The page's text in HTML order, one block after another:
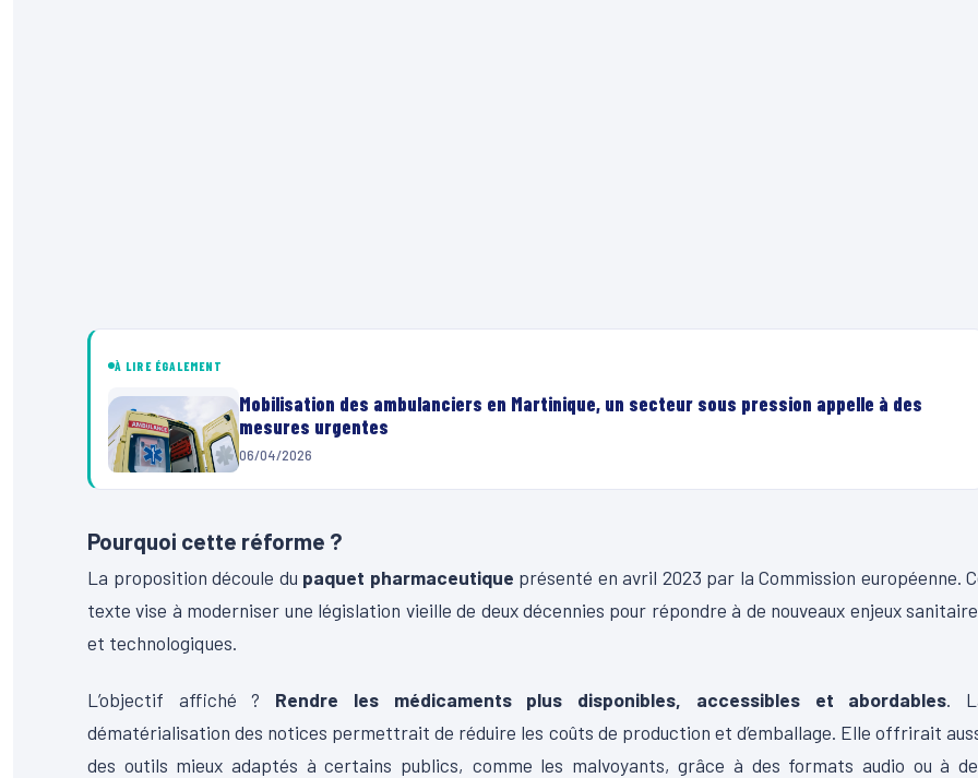
À LIRE ÉGALEMENT
Mobilisation des ambulanciers en Martinique, un secteur sous pression appelle à des
mesures urgentes
06/04/2026
Pourquoi cette réforme ?
La proposition découle du paquet pharmaceutique présenté en avril 2023 par la Commission européenne.
texte vise à moderniser une législation vieille de deux décennies pour répondre à de nouveaux enjeux
et technologiques.
L’objectif affiché ? Rendre les médicaments plus disponibles, accessibles et abordables.
dématérialisation des notices permettrait de réduire les coûts de production et d’emballage. Elle offrirait
des outils mieux adaptés à certains publics, comme les malvoyants, grâce à des formats audio ou à